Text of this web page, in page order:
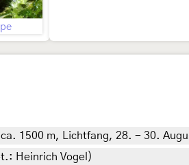
1500 m, Lichtfang, 28. - 30.
Heinrich Vogel)